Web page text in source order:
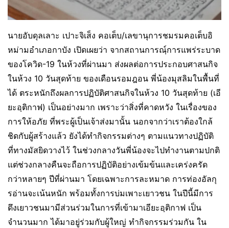
นายอับดุลเลาะ เปาะจิเส็ง คอเต็บ/เลขานุการชมรมคอเต็บอิ
หม่ามอำเภอกาบัง เปิดเผยว่า จากสถานการณฺ์การแพร่ระบาด
ของโควิด-19 ในห้วงที่ผ่านมา ส่งผลต่อการประกอบศาสนกิจ
ในห้วง 10 วันสุดท้าย ของเดือนรอมฎอน พี่น้องมุสลิมในพื้นที่
ได้ ตระหนักถึงผลการปฏิบัติศาสนกิจในห้วง 10 วันสุดท้าย (เอี
ยะอฺติกาฟ) เป็นอย่างมาก เพราะว่าสิ่งที่คาดหวัง ในเรื่องของ
การให้อภัย ที่พระผู้เป็นเจ้าส่งมานั้น นอกจากว่าเราต้องใกล้
ชิดกับผู้สร้างแล้ว ยังได้ทำกิจกรรมต่างๆ ตามแนวทางปฏิบัติ
ที่ทางมัสยิดวางไว้ ในช่วงกลางวันพี่น้องจะไปทำงานตามปกติ
แต่ช่วงกลางคืนจะถือการปฏิบัติอย่างเข้มข้นและเคร่งครัด
กว่าหลายๆ ปีที่ผ่านมา โดยเฉพาะการละหมาด การท่องอัลกุ
รอ่านจะเน้นหนัก พร้อมทั้งการบ่มเพาะเยาวชน ในปีนี้มีการ
ดึงเยาวชนมามีส่วนร่วมในการที่เข้ามาเอียะอฺติกาฟ เป็น
จำนวนมาก ได้มาอยู่ร่วมกับผู้ใหญ่ ทำกิจกรรมร่วมกัน ใน